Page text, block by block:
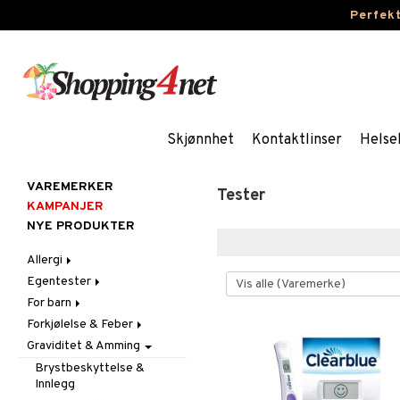
Skjønnhet Kontaktlinser
Tester
VAREMERKER
KAMPANJER
NYE PRODUKTER
Allergi
Nesespray
Øyendråper
Egentester
Andre tester
Blodtrykkmåler
Graviditet & Eggløsning
For barn
Bleier
Blodstoppere
Feber, Forkjølelse & Verk
Hår
Forkjølelse & Feber
Feber
Febertermometre
Halsvondt & Heshet
Hoste
Graviditet & Amming
Brystbeskyttelse &
Innlegg